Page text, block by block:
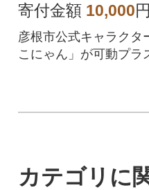
寄付金額 10,000円
彦根市公式キャラクタ
こにゃん」が可動プラ
カテゴリに